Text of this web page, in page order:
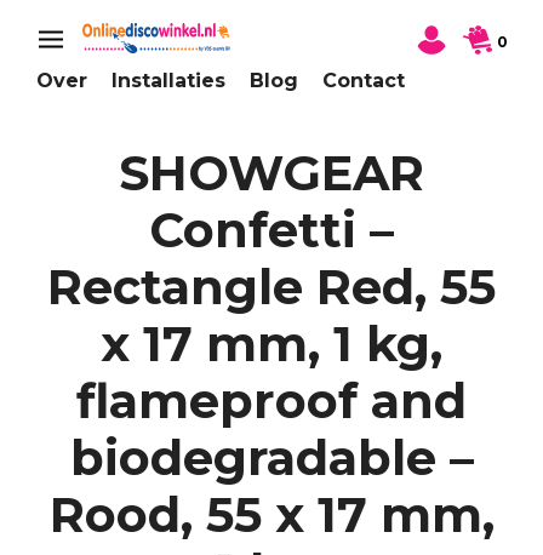
Over Installaties Blog Contact
0
SHOWGEAR
Confetti –
Rectangle Red, 55
x 17 mm, 1 kg,
flameproof and
biodegradable –
Rood, 55 x 17 mm,